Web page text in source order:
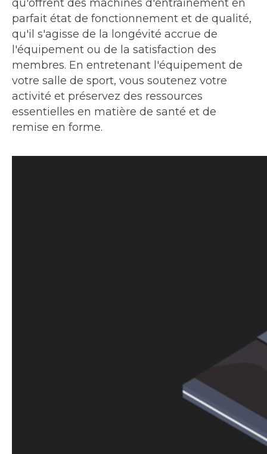
qu'offrent des machines d'entraînement en
parfait état de fonctionnement et de qualité,
qu'il s'agisse de la longévité accrue de
l'équipement ou de la satisfaction des
membres. En entretenant l'équipement de
votre salle de sport, vous soutenez votre
activité et préservez des ressources
essentielles en matière de santé et de
remise en forme.